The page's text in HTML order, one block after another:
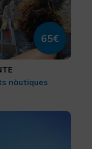
65€
nàutiques